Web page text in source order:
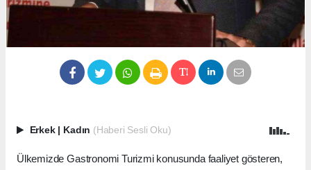
Erkek Kadın (Haberi Sesli Oku)
Ülkemizde Gastronomi Turizmi konusunda faaliyet gösteren,